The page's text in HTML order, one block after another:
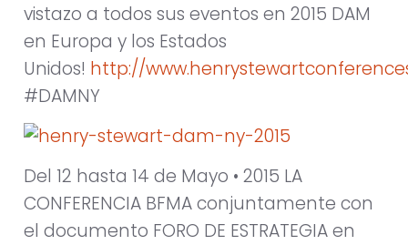
vistazo a todos sus eventos en 2015 DAM
en Europa y los Estados
Unidos! http://
#DAMNY
Del 12 hasta 14 de Mayo • 2015 LA
CONFERENCIA BFMA conjuntamente con
el documento FORO DE ESTRATEGIA en